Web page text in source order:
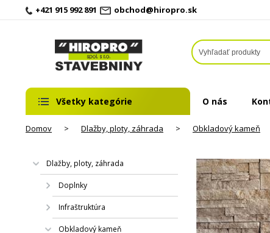
+421 915 992 891 obchod@hiropro.sk
Všetky kategórie O nás
Domov > Dlažby, ploty, záhrada > Obkladový kameň
Dlažby, ploty, záhrada
Doplnky
Infraštruktúra
Obkladový kameň